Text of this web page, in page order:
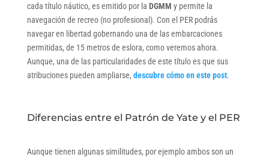
cada título náutico, es emitido por la DGMM y permite la
navegación de recreo (no profesional). Con el PER podrás
navegar en libertad gobernando una de las embarcaciones
permitidas, de 15 metros de eslora, como veremos ahora.
Aunque, una de las particularidades de este título es que sus
atribuciones pueden ampliarse, descubre cómo en este post.
Diferencias entre el Patrón de Yate y el PER
Aunque tienen algunas similitudes, por ejemplo ambos son un